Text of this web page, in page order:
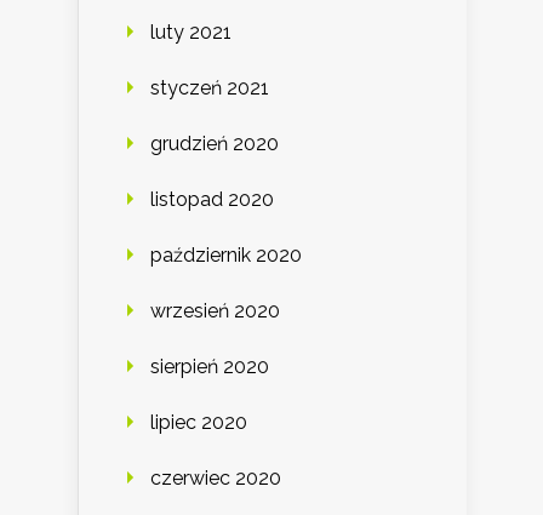
luty 2021
styczeń 2021
grudzień 2020
listopad 2020
październik 2020
wrzesień 2020
sierpień 2020
lipiec 2020
czerwiec 2020